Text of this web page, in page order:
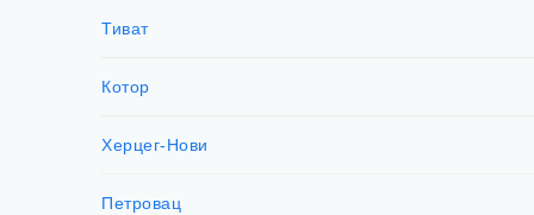
Тиват
Котор
Херцег-Нови
Петровац